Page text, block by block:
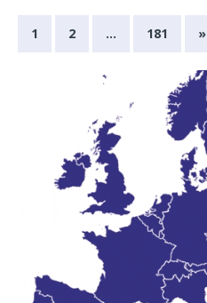
1 2 … 181 »